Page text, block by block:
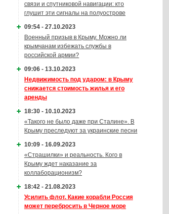
связи и спутниковой навигации: кто
глушит эти сигналы на полуострове
09:54 - 27.10.2023
Военный призыв в Крыму. Можно ли
крымчанам избежать службы в
российской армии?
09:06 - 13.10.2023
Недвижимость под ударом: в Крыму
снижается стоимость жилья и его
аренды
18:30 - 10.10.2023
«Такого не было даже при Сталине». В
Крыму преследуют за украинские песни
10:09 - 16.09.2023
«Страшилки» и реальность. Кого в
Крыму ждет наказание за
коллаборационизм?
18:42 - 21.08.2023
Усилить флот. Какие корабли Россия
может перебросить в Черное море